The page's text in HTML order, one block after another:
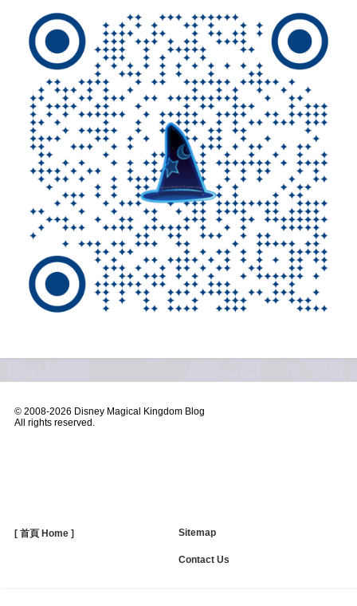
© 2008-2026 Disney Magical Kingdom Blog
All rights reserved.
[ 首頁 Home ] Sitemap
Contact Us